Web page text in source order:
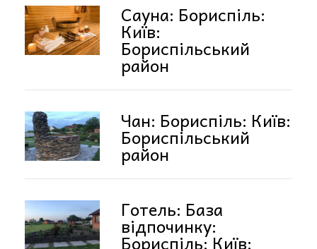
Сауна: Бориспіль:
Київ:
Бориспільський
район
Чан: Бориспіль: Київ:
Бориспільський
район
Готель: База
відпочинку:
Бориспіль: Київ: